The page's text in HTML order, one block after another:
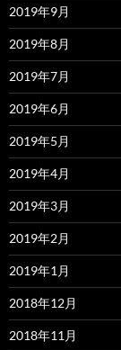
2019年9月
2019年8月
2019年7月
2019年6月
2019年5月
2019年4月
2019年3月
2019年2月
2019年1月
2018年12月
2018年11月